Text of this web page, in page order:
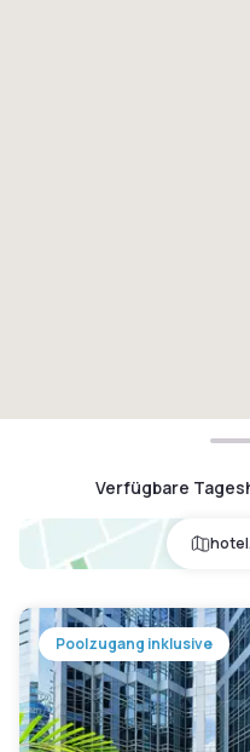
Verfügbare
Poolzugang inklusive